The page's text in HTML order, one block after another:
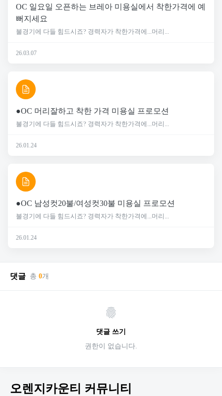
OC 일요일 오픈하는 브레아 미용실에서 착한가격에 예
뻐지세요
불경기에 다들 힘드시죠? 경력자가 착한가격에...머리...
26.03.07
●OC 머리잘하고 착한 가격 미용실 프로모션
불경기에 다들 힘드시죠? 경력자가 착한가격에...머리...
26.01.24
●OC 남성컷20불/여성컷30불 미용실 프로모션
불경기에 다들 힘드시죠? 경력자가 착한가격에...머리...
26.01.24
댓글 총 0개
댓글 쓰기
권한이 없습니다.
오렌지카운티 커뮤니티